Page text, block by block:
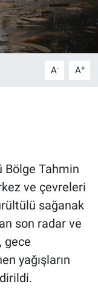
A- A+
Bölge Tahmin
ve çevreleri
sağanak
son radar ve
gece
yağışların